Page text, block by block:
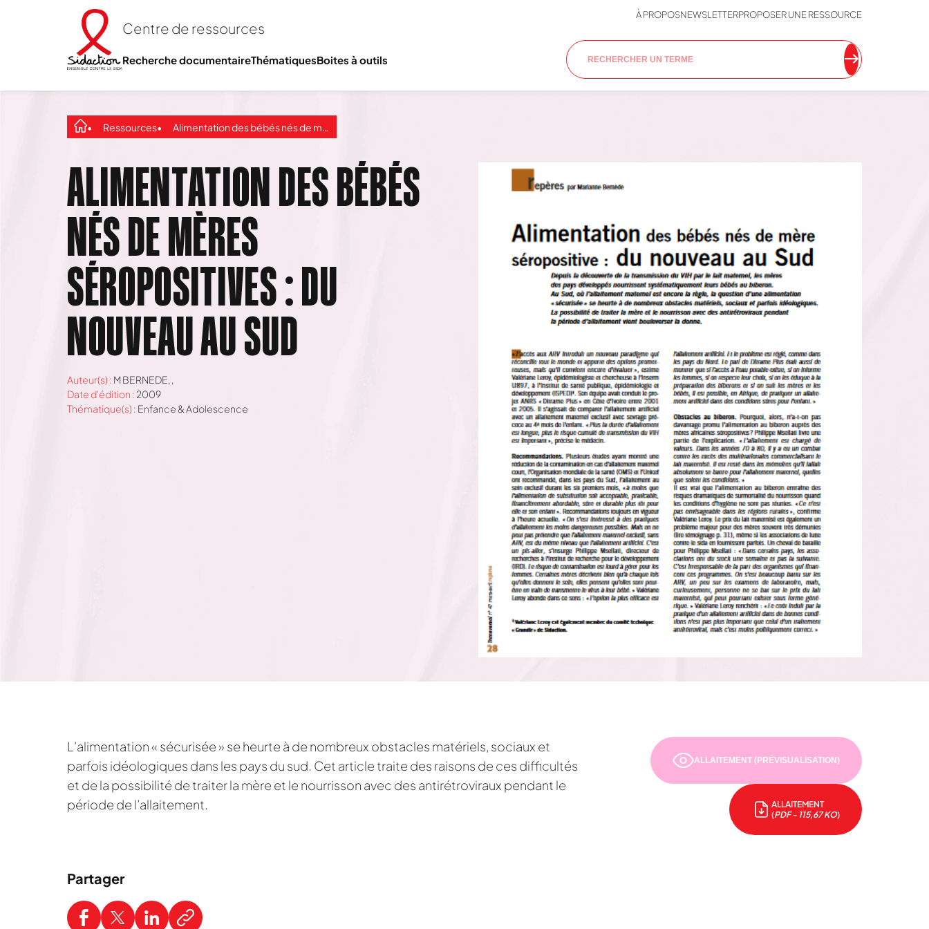
Centre de ressources
À PROPOSNEWSLETTERPROPOSER UNE RESSOURCE
Recherche documentaireThématiquesBoites à outils
Ressources Alimentation des bébés nés de mères séropositives : du nouveau au sud
ALIMENTATION DES BÉBÉS
NÉS DE MÈRES
SÉROPOSITIVES : DU
NOUVEAU AU SUD
Auteur(s) : M BERNEDE, ,
Date d'édition : 2009
Thématique(s) : Enfance & Adolescence
L’alimentation « sécurisée » se heurte à de nombreux obstacles matériels, sociaux et
parfois idéologiques dans les pays du sud. Cet article traite des raisons de ces difficultés
et de la possibilité de traiter la mère et le nourrisson avec des antirétroviraux pendant le
période de l’allaitement.
Partager
ALLAITEMENT (PRÉVISUALISATION)
ALLAITEMENT
(PDF - 115,67 KO)